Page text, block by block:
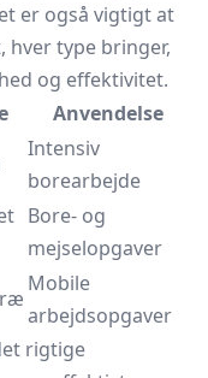
er også vigtigt at
hver type bringer,
og effektivitet.
Anvendelse
Intensiv
borearbejde
Bore- og
mejselopgaver
Mobile
arbejdsopgaver
rigtige